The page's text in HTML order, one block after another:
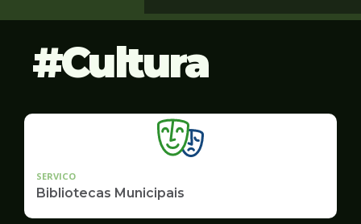
Cultura
SERVICO
Bibliotecas Municipais